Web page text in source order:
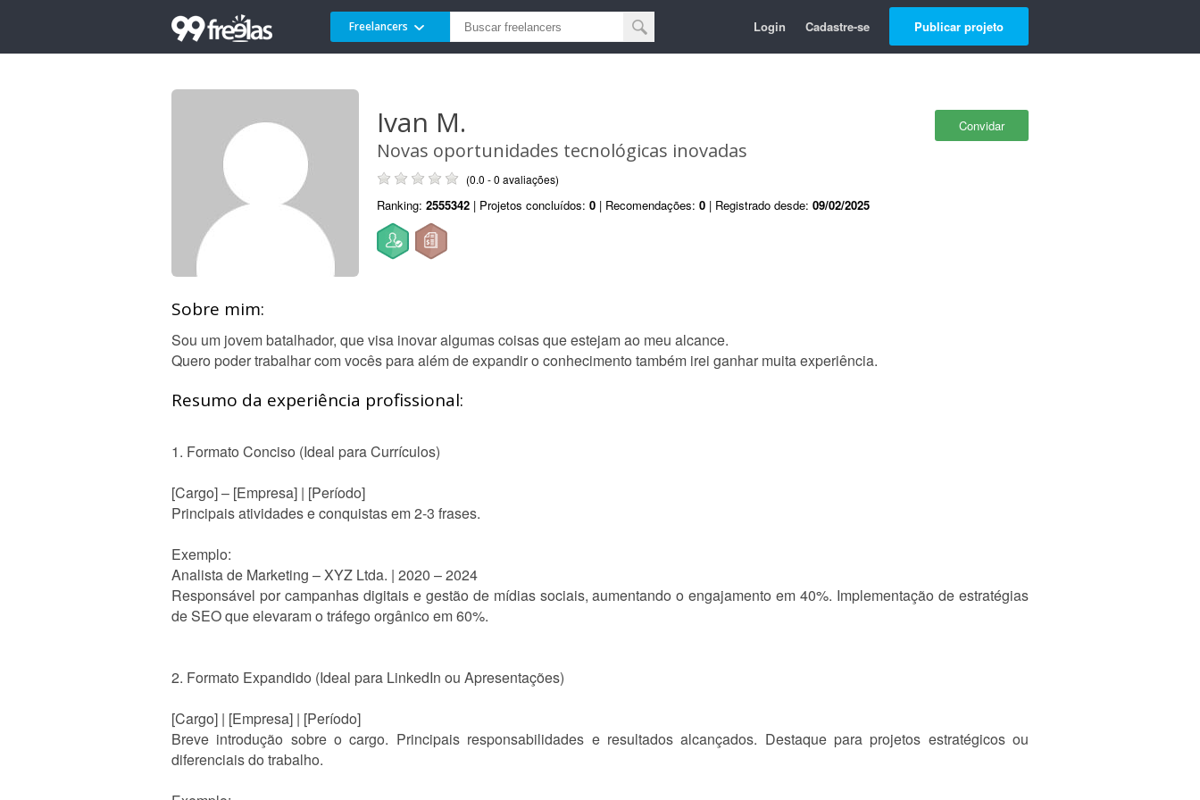
Freelancers Login Cadastre-se Publicar projeto
Convidar
Ivan M.
Novas oportunidades tecnológicas inovadas
(0.0 - 0 avaliações)
Ranking: 2555342 | Projetos concluídos: 0 | Recomendações: 0 | Registrado desde: 09/02/2025
Sobre mim:
Sou um jovem batalhador, que visa inovar algumas coisas que estejam ao meu alcance.
Quero poder trabalhar com vocês para além de expandir o conhecimento também irei ganhar muita experiência.
Resumo da experiência profissional:
1. Formato Conciso (Ideal para Currículos)
[Cargo] – [Empresa] | [Período]
Principais atividades e conquistas em 2-3 frases.
Exemplo:
Analista de Marketing – XYZ Ltda. | 2020 – 2024
Responsável por campanhas digitais e gestão de mídias sociais, aumentando o engajamento em 40%. Implementação de estratégias
de SEO que elevaram o tráfego orgânico em 60%.
2. Formato Expandido (Ideal para LinkedIn ou Apresentações)
[Cargo] | [Empresa] | [Período]
Breve introdução sobre o cargo. Principais responsabilidades e resultados alcançados. Destaque para projetos estratégicos ou
diferenciais do trabalho.